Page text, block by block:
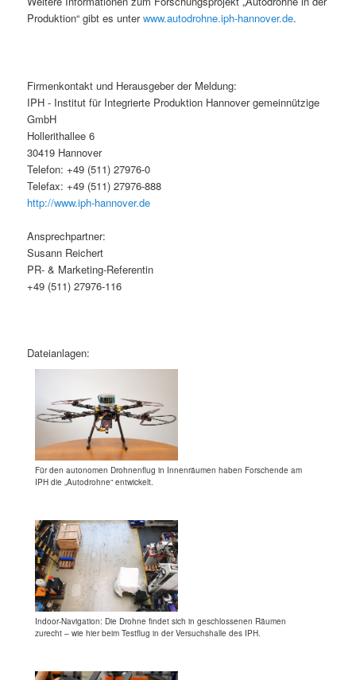
Produktion“ gibt es unterwww.autodrohne.iph-hannover.de.
Firmenkontakt und Herausgeber der Meldung:
IPH - Institut für Integrierte Produktion Hannover gemeinnützige
GmbH
Hollerithallee 6
30419 Hannover
Telefon: +49 (511) 27976-0
Telefax: +49 (511) 27976-888
http://www.iph-hannover.de
Ansprechpartner:
Susann Reichert
PR- & Marketing-Referentin
+49 (511) 27976-116
Dateianlagen:
Für den autonomen Drohnenflug in Innenräumen haben Forschende am
IPH die „Autodrohne“ entwickelt.
Indoor-Navigation: Die Drohne findet sich in geschlossenen Räumen
zurecht – wie hier beim Testflug in der Versuchshalle des IPH.